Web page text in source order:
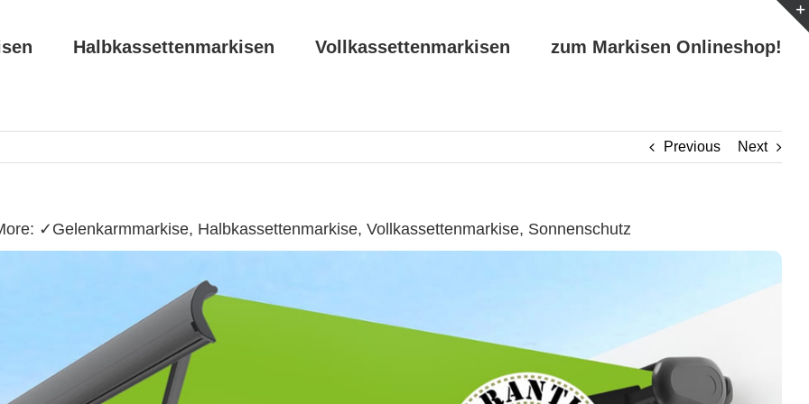
Halbkassettenmarkisen Vollkassettenmarkisen zum Markisen Onlineshop!
Previous Next
✓Gelenkarmmarkise, Halbkassettenmarkise, Vollkassettenmarkise, Sonnenschutz